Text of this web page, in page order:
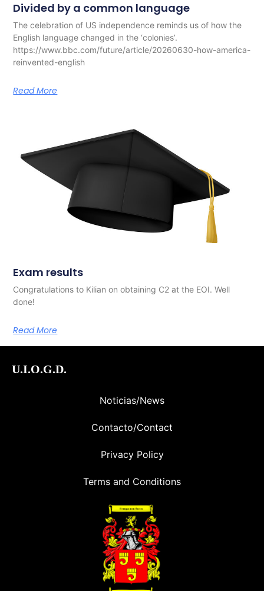
Divided by a common language
The celebration of US independence reminds us of how the
English language changed in the ‘colonies’.
https://www.bbc.com/future/article/20260630-how-america-
reinvented-english
Read More
Exam results
Congratulations to Kilian on obtaining C2 at the EOI. Well
done!
Read More
U.I.O.G.D.
Noticias/News
Contacto/Contact
Privacy Policy
Terms and Conditions